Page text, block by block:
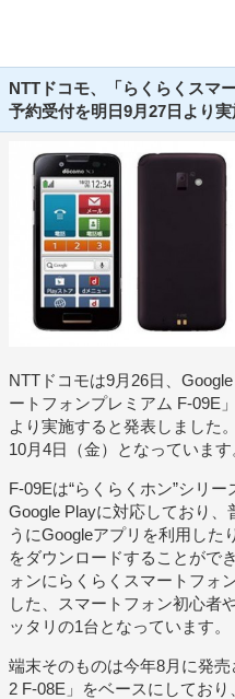
NTTドコモ、「らくらくスマ
予約受付を明日9月27日より
NTTドコモは9月26日、
ートフォンプレミアム F-09E
より実施すると発表しました
10月4日（金）となっています
F-09Eは“らくらくホン”シリー
Google Playに対応しており、
うにGoogleアプリを利用した
をダウンロードすることがで
ォンにらくらくスマートフォ
した、スマートフォン初心者
ッタリの1台となっています。
端末そのものは今年8月に発
2 F-08E」をベースにしてお